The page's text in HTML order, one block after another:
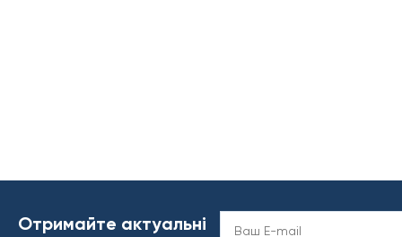
Отримайте актуальні